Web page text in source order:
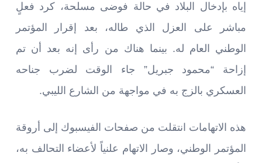
إياه بإدخال البلاد في حالة فوضى مسلحة، كرد فعلٍ
مباشر على العزل الذي طاله، بعد إقرار المؤتمر
الوطني العام له. بينما هناك من رأى إنه بعد أن تم
إزاحة “محمود جبريل” جاء الوقت لضرب جناحه
العسكري بالزج به في مواجهة من الشارع الليبي.
هذه الاتهامات انتقلت من صفحات الفيسبوك إلى أروقة
المؤتمر الوطني، وصار الاتهام علنياً لأعضاء التحالف به،